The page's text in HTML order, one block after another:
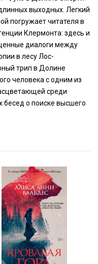
выходных. Легкий
погружает читателя в
Клермонта: здесь и
диалоги между
в лесу Лос-
трип в Долине
человека с одним из
среди
бесед о поиске высшего